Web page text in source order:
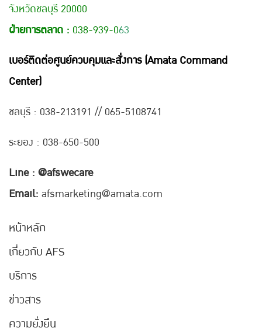
จังหวัดชลบุรี 20000
ฝ่ายการตลาด : 038-939-063
เบอร์ติดต่อศูนย์ควบคุมและสั่งการ (Amata Command
Center)
ชลบุรี : 038-213191 // 065-5108741
ระยอง : 038-650-500
Line : @afswecare
Email: afsmarketing@amata.com
หน้าหลัก
เกี่ยวกับ AFS
บริการ
ข่าวสาร
ความยั่งยืน